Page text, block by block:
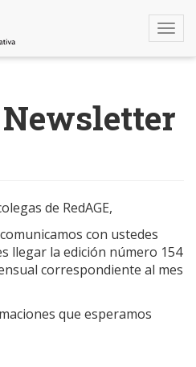
Newsletter
de RedAGE,
con ustedes
llegar la edición número 154
correspondiente al mes
que esperamos